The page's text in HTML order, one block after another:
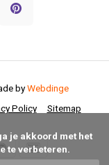
Policy Sitemap
byWebdinge
te verbeteren.